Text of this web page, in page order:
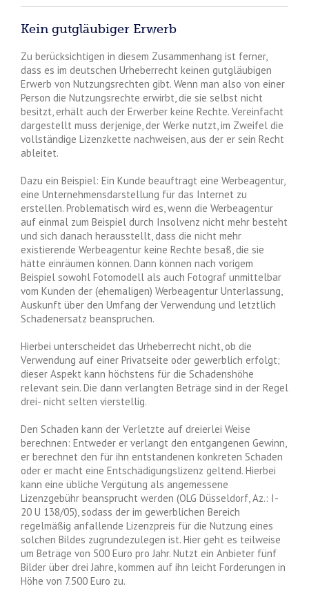
Kein gutgläubiger Erwerb
Zu berücksichtigen in diesem Zusammenhang ist ferner,
dass es im deutschen Urheberrecht keinen gutgläubigen
Erwerb von Nutzungsrechten gibt. Wenn man also von einer
Person die Nutzungsrechte erwirbt, die sie selbst nicht
besitzt, erhält auch der Erwerber keine Rechte. Vereinfacht
dargestellt muss derjenige, der Werke nutzt, im Zweifel die
vollständige Lizenzkette nachweisen, aus der er sein Recht
ableitet.
Dazu ein Beispiel: Ein Kunde beauftragt eine Werbeagentur,
eine Unternehmensdarstellung für das Internet zu
erstellen. Problematisch wird es, wenn die Werbeagentur
auf einmal zum Beispiel durch Insolvenz nicht mehr besteht
und sich danach herausstellt, dass die nicht mehr
existierende Werbeagentur keine Rechte besaß, die sie
hätte einräumen können. Dann können nach vorigem
Beispiel sowohl Fotomodell als auch Fotograf unmittelbar
vom Kunden der (ehemaligen) Werbeagentur Unterlassung,
Auskunft über den Umfang der Verwendung und letztlich
Schadenersatz beanspruchen.
Hierbei unterscheidet das Urheberrecht nicht, ob die
Verwendung auf einer Privatseite oder gewerblich erfolgt;
dieser Aspekt kann höchstens für die Schadenshöhe
relevant sein. Die dann verlangten Beträge sind in der Regel
drei- nicht selten vierstellig.
Den Schaden kann der Verletzte auf dreierlei Weise
berechnen: Entweder er verlangt den entgangenen Gewinn,
er berechnet den für ihn entstandenen konkreten Schaden
oder er macht eine Entschädigungslizenz geltend. Hierbei
kann eine übliche Vergütung als angemessene
Lizenzgebühr beansprucht werden (OLG Düsseldorf, Az.: I-
20 U 138/05), sodass der im gewerblichen Bereich
regelmäßig anfallende Lizenzpreis für die Nutzung eines
solchen Bildes zugrundezulegen ist. Hier geht es teilweise
um Beträge von 500 Euro pro Jahr. Nutzt ein Anbieter fünf
Bilder über drei Jahre, kommen auf ihn leicht Forderungen in
Höhe von 7.500 Euro zu.